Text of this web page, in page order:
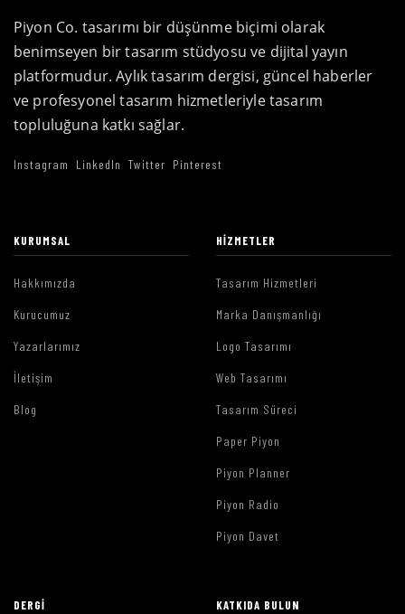
Piyon Co. tasarımı bir düşünme biçimi olarak
benimseyen bir tasarım stüdyosu ve dijital yayın
platformudur. Aylık tasarım dergisi, güncel haberler
ve profesyonel tasarım hizmetleriyle tasarım
topluluğuna katkı sağlar.
Instagram LinkedIn Twitter Pinterest
KURUMSAL
Hakkımızda
Kurucumuz
Yazarlarımız
İletişim
Blog
HIZMETLER
Tasarım Hizmetleri
Marka Danışmanlığı
Logo Tasarımı
Web Tasarımı
Tasarım Süreci
Paper Piyon
Piyon Planner
Piyon Radio
Piyon Davet
DERGI KATKIDA BULUN